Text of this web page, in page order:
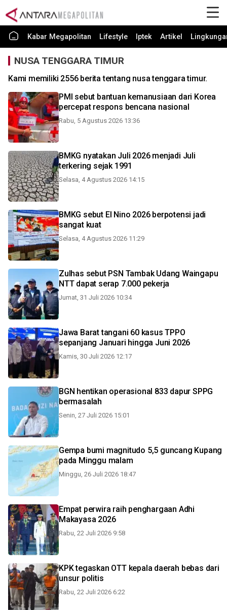
Kabar Megapolitan Lifestyle Iptek Artikel
NUSA TENGGARA TIMUR
Kami memiliki 2556 berita tentang nusa tenggara timur.
PMI sebut bantuan kemanusiaan dari Korea
percepat respons bencana nasional
Rabu, 5 Agustus 2026 13:36
BMKG nyatakan Juli 2026 menjadi Juli
terkering sejak 1991
Selasa, 4 Agustus 2026 14:15
BMKG sebut El Nino 2026 berpotensi jadi
sangat kuat
Selasa, 4 Agustus 2026 11:29
Zulhas sebut PSN Tambak Udang Waingapu
NTT dapat serap 7.000 pekerja
Jumat, 31 Juli 2026 10:34
Jawa Barat tangani 60 kasus TPPO
sepanjang Januari hingga Juni 2026
Kamis, 30 Juli 2026 12:17
BGN hentikan operasional 833 dapur SPPG
bermasalah
Senin, 27 Juli 2026 15:01
Gempa bumi magnitudo 5,5 guncang Kupang
pada Minggu malam
Minggu, 26 Juli 2026 18:47
Empat perwira raih penghargaan Adhi
Makayasa 2026
Rabu, 22 Juli 2026 9:58
KPK tegaskan OTT kepala daerah bebas dari
unsur politis
Rabu, 22 Juli 2026 6:22